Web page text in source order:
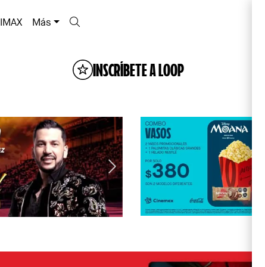
IMAX Más
INSCRÍBETE A LOOP